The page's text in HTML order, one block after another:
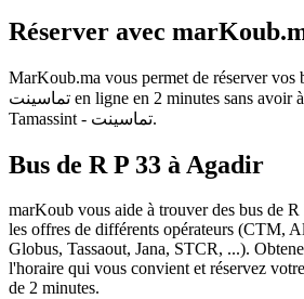
Réserver avec
MarKoub.ma vous permet de réserver vos
تماسينت en ligne en 2 minutes sans avoir
Tamassint - تماسينت.
Bus de R P 33 à Agadir
marKoub vous aide à trouver des bus de
les offres de différents opérateurs (CTM,
Globus, Tassaout, Jana, STCR, ...).
l'horaire qui vous convient et réservez
de 2 minutes.